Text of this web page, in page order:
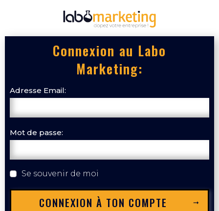
Connexion au Labo
Marketing:
Adresse Email:
Mot de passe:
Se souvenir de moi
CONNEXION À TON COMPTE